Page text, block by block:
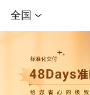
全国